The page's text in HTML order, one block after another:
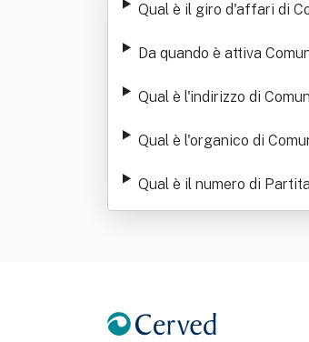
Qual è il giro d'affari di
Da quando è attiva
Qual è l'indirizzo di
Qual è l'organico di
Qual è il numero di